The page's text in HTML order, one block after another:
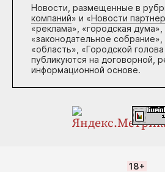
Новости, размещенные в
компаний» и «Новости
«реклама», «городская дума»,
«законодательное собрание»,
«область», «Городской голова
публикуются на договорной,
информационной основе.
18+